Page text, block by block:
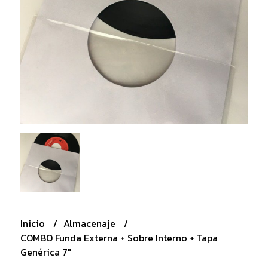
Inicio
Almacenaje
COMBO Funda Externa + Sobre Interno + Tapa
Genérica 7"